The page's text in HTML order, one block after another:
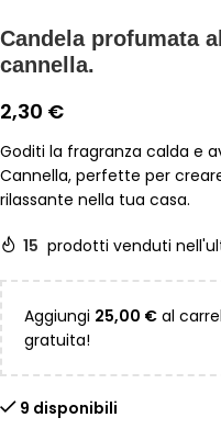
Candela profumata
cannella.
2,30 €
Goditi la fragranza calda e
Cannella, perfette per
rilassante nella tua casa.
15 prodotti venduti
Aggiungi 25,00 € al
gratuita!
9 disponibili